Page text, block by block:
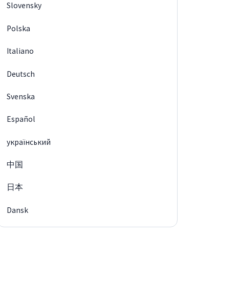
Slovensky
Polska
Italiano
Deutsch
Svenska
Español
український
中国
日本
Dansk